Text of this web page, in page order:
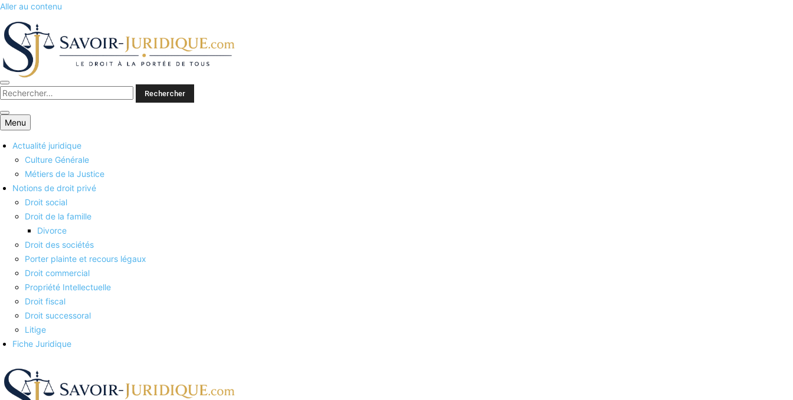
Aller au contenu
Savoirs juridiques
Menu
Actualité juridique
Culture Générale
Métiers de la Justice
Notions de droit privé
Droit social
Droit de la famille
Divorce
Droit des sociétés
Porter plainte et recours légaux
Droit commercial
Propriété Intellectuelle
Droit fiscal
Droit successoral
Litige
Fiche Juridique